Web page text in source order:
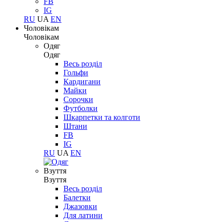
IG
RU UA EN
Чоловікам
Чоловікам
Одяг
Одяг
Весь розділ
Гольфи
Кардигани
Майки
Сорочки
Футболки
Шкарпетки та колготи
Штани
FB
IG
RU UA EN
Взуття
Взуття
Весь розділ
Балетки
Джазовки
Для латини